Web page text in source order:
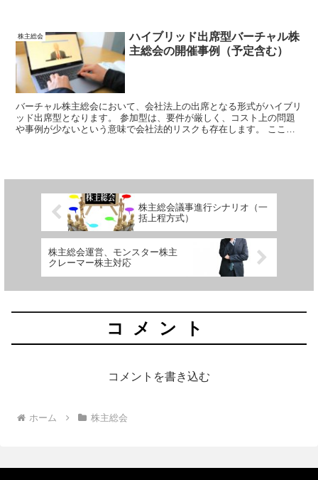
株主総会
ハイブリッド出席型バーチャル株
主総会の開催事例（予定含む）
バーチャル株主総会において、会社法上の出席となる形式がハイブリ
ッド出席型となります。 参加型は、要件が厳しく、コスト上の問題
や事例が少ないという意味で会社法的リスクも存在します。 ここで
株主総会議事進行シナリオ（一
括上程方式）
株主総会運営、モンスター株主
クレーマー株主対応
コメント
コメントを書き込む
ホーム 株主総会